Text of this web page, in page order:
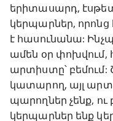
երիտասարդ,
կերպարներ,
է հասունանա:
ամեն օր փոխվում,
արտիստը՝ բեմում:
կատարող, այլ
պարողներ չենք,
կերպարներ ենք